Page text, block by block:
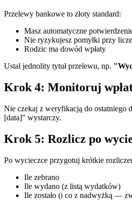
Przelewy bankowe to złoty standard:
Masz automatyczne
Nie ryzykujesz pomyłki przy
Rodzic ma dowód wpłaty
Ustal jednolity tytuł przelewu, np.
Krok 4: Monitoruj
Nie czekaj z weryfikacją do ostatniego
[data]" wystarczy.
Krok 5: Rozlicz po
Po wycieczce przygotuj krótkie
Ile zebrano
Ile wydano (z listą wydatków)
Ile zostało (i co z nadwyżką —